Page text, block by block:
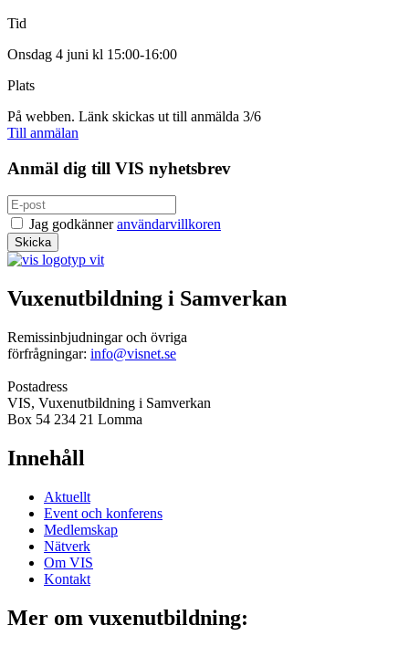
Tid
Onsdag 4 juni kl 15:00-16:00
Plats
På webben. Länk skickas ut till anmälda 3/6
Till anmälan
Anmäl dig till VIS nyhetsbrev
Jag godkänneranvändarvillkoren
Vuxenutbildning i Samverkan
Remissinbjudningar och övriga
förfrågningar: info@visnet.se
Postadress
VIS, Vuxenutbildning i Samverkan
Box 54 234 21 Lomma
Innehåll
Aktuellt
Event och konferens
Medlemskap
Nätverk
Om VIS
Kontakt
Mer om vuxenutbildning: